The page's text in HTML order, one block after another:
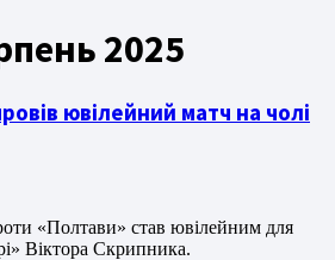
2025
ювілейний матч на чолі
Віктора Скрипника.